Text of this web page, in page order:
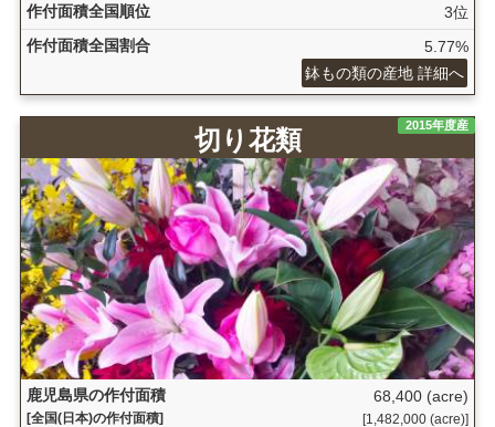
作付面積全国順位
3位
作付面積全国割合
5.77%
鉢もの類の産地 詳細へ
2015年度産
切り花類
鹿児島県の作付面積
[全国(日本)の作付面積]
68,400 (acre)
[1,482,000 (acre)]